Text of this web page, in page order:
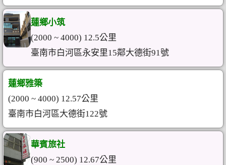
蓮鄉小筑
(2000 ~ 4000) 12.5公里
臺南市白河區永安里15鄰大德街91號
蓮鄉雅築
(2000 ~ 4000) 12.57公里
臺南市白河區大德街122號
華賓旅社
(900 ~ 2500) 12.67公里